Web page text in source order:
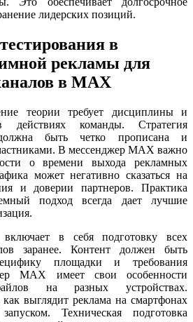
лидерских позиций.
в
рекламы для
в MAX
теории требует дисциплины и
в действиях команды. Стратегия
быть четко прописана и
В мессенджер MAX важно
о времени выхода рекламных
может негативно сказаться на
и доверии партнеров. Практика
подход всегда дает лучшие
включает в себя подготовку всех
заранее. Контент должен быть
площадки и требования
MAX имеет свои особенности
на разных устройствах.
выглядит реклама на смартфонах
Техническая подготовка